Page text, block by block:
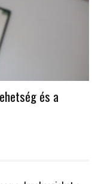
és a